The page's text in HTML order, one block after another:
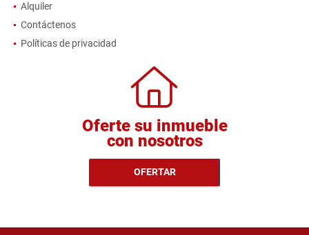
Alquiler
Contáctenos
Políticas de privacidad
Oferte su inmueble
con nosotros
OFERTAR